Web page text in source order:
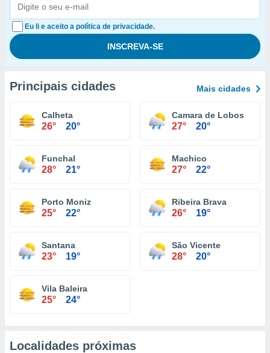
Eu li e aceito a política de privacidade.
Principais cidades Mais cidades
Calheta
26° 20°
Camara de Lobos
27° 20°
Funchal
28° 21°
Machico
27° 22°
Porto Moniz
25° 22°
Ribeira Brava
26° 19°
Santana
23° 19°
São Vicente
28° 20°
Vila Baleira
25° 24°
Localidades próximas